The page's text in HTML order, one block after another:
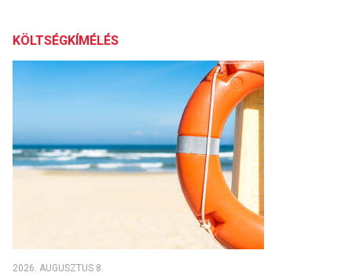
KÖLTSÉGKÍMÉLÉS
2026. AUGUSZTUS 8.